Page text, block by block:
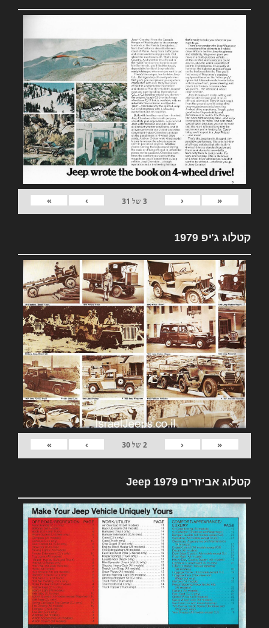
«
‹
3של 31
›
»
קטלוג ג'יפ 1979
«
‹
2של30
›
»
קטלוג אביזרים 1979 Jeep